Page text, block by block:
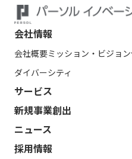
会社情報
会社概要ミッション・ビジョン
ダイバーシティ
サービス
新規事業創出
ニュース
採用情報